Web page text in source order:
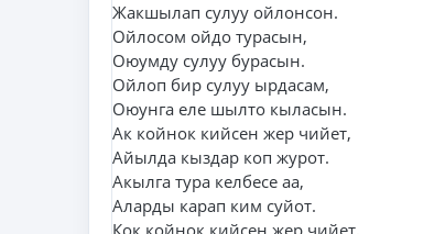
Жакшылап сулуу ойлонсон.
Ойлосом ойдо турасын,
Оюумду сулуу бурасын.
Ойлоп бир сулуу ырдасам,
Оюунга еле шылто кыласын.
Ак койнок кийсен жер чийет,
Айылда кыздар коп журот.
Акылга тура келбесе аа,
Аларды карап ким суйот.
Кок койнок кийсен жер чийет,